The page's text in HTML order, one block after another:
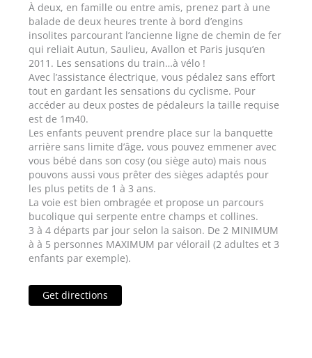
À deux, en famille ou entre amis, prenez part à une
balade de deux heures trente à bord d’engins
insolites parcourant l’ancienne ligne de chemin de fer
qui reliait Autun, Saulieu, Avallon et Paris jusqu’en
2011. Les sensations du train…à vélo !
Avec l’assistance électrique, vous pédalez sans effort
tout en gardant les sensations du cyclisme. Pour
accéder au deux postes de pédaleurs la taille requise
est de 1m40.
Les enfants peuvent prendre place sur la banquette
arrière sans limite d’âge, vous pouvez emmener avec
vous bébé dans son cosy (ou siège auto) mais nous
pouvons aussi vous prêter des sièges adaptés pour
les plus petits de 1 à 3 ans.
La voie est bien ombragée et propose un parcours
bucolique qui serpente entre champs et collines.
3 à 4 départs par jour selon la saison. De 2 MINIMUM
à à 5 personnes MAXIMUM par vélorail (2 adultes et 3
enfants par exemple).
Get directions